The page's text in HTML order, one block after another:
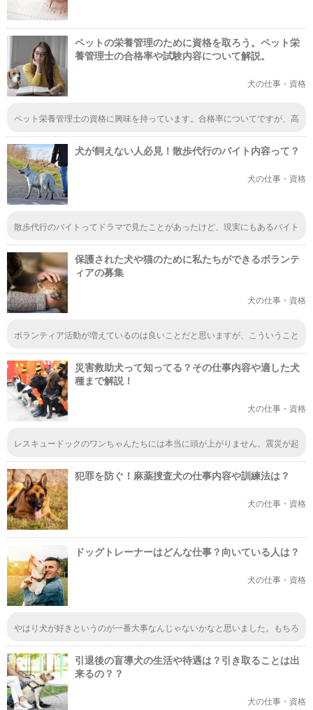
ペットの栄養管理のために資格を取ろう。ペット栄
養管理士の合格率や試験内容について解説。
犬の仕事・資格
ペット栄養管理士の資格に興味を持っています。合格率についてですが、高
セントとという様に紹介していただければありがたいです。きちんと数値で
見る方がわかりやすいかなと。犬が飼えない人必見！散歩代行のバイト内容って？
犬の仕事・資格
散歩代行のバイトってドラマで見たことがあったけど、現実にもあるバイト
にとっては犬と触れ合えるバイトだなんて貴重だし、癒されるんじゃないか
と思います。
保護された犬や猫のために私たちができるボランテ
ィアの募集
犬の仕事・資格
ボランティア活動が増えているのは良いことだと思いますが、こういうこと
て思います。動物も生き物だってことを忘れちゃいけないと思います。
災害救助犬って知ってる？その仕事内容や適した犬
種まで解説！
犬の仕事・資格
レスキュードックのワンちゃんたちには本当に頭が上がりません。震災が起
で拝見したことがありました。彼らの犬生が幸せであることを祈るばかりで
す。
犯罪を防ぐ！麻薬捜査犬の仕事内容や訓練法は？
犬の仕事・資格
ドッグトレーナーはどんな仕事？向いている人は？
犬の仕事・資格
やはり犬が好きというのが一番大事なんじゃないかなと思いました。もちろ
とを真剣に考えて行動したり、気持ちを近づけることができるのではないで
しょうか。
引退後の盲導犬の生活や待遇は？引き取ることは出
来るの？？
犬の仕事・資格